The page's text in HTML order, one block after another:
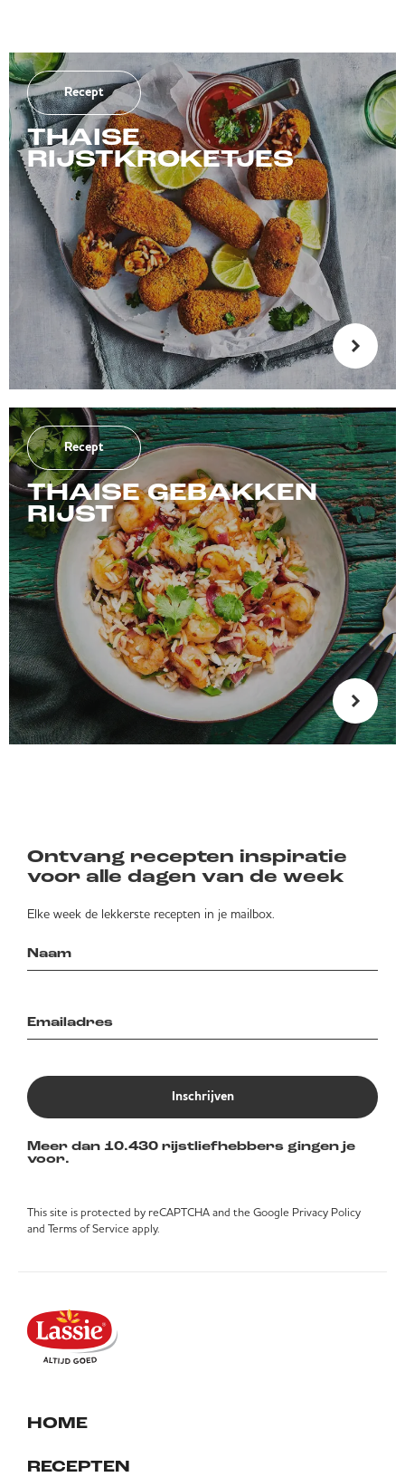
Recept
THAISE
RIJSTKROKETJES
Recept
THAISE GEBAKKEN
RIJST
Ontvang recepten inspiratie
voor alle dagen van de week
Elke week de lekkerste recepten in je mailbox.
Inschrijven
Meer dan 10.430 rijstliefhebbers gingen je
voor.
This site is protected by reCAPTCHA and the Google Privacy Policy
and Terms of Service apply.
HOME
RECEPTEN